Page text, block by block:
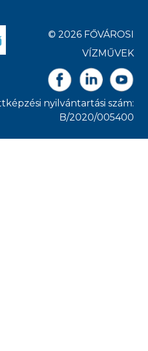
© 2026 FŐVÁROSI
VÍZMŰVEK
nyilvántartási szám:
B/2020/005400